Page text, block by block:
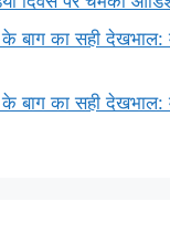
बाग का सही
बाग का सही